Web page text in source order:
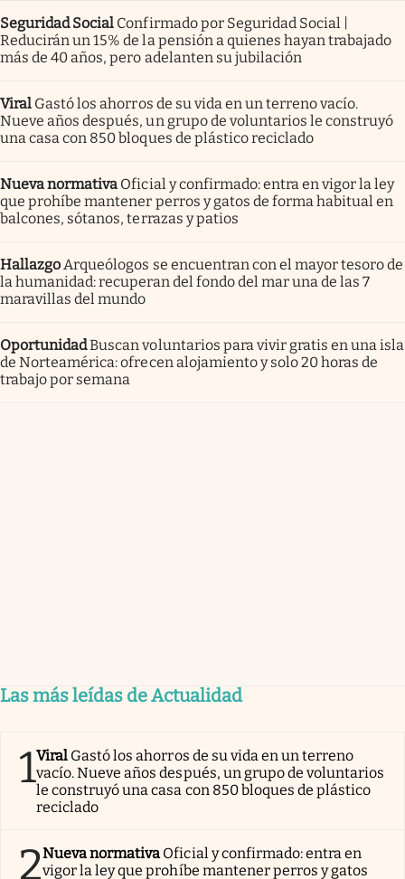
Seguridad Social Confirmado por Seguridad Social |
Reducirán un 15% de la pensión a quienes hayan trabajado
más de 40 años, pero adelanten su jubilación
Viral Gastó los ahorros de su vida en un terreno vacío.
Nueve años después, un grupo de voluntarios le construyó
una casa con 850 bloques de plástico reciclado
Nueva normativa Oficial y confirmado: entra en vigor la ley
que prohíbe mantener perros y gatos de forma habitual en
balcones, sótanos, terrazas y patios
Hallazgo Arqueólogos se encuentran con el mayor tesoro de
la humanidad: recuperan del fondo del mar una de las 7
maravillas del mundo
OportunidadBuscan voluntarios para vivir gratis en una isla
de Norteamérica: ofrecen alojamiento y solo 20 horas de
trabajo por semana
Las más leídas de Actualidad
1Viral Gastó los ahorros de su vida en un terreno
vacío. Nueve años después, un grupo de voluntarios
le construyó una casa con 850 bloques de plástico
reciclado
2Nueva normativa Oficial y confirmado: entra en
vigor la ley que prohíbe mantener perros y gatos